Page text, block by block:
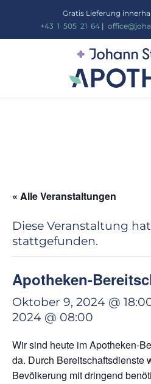
Gratis Lieferung
+43 1 505_ 21 64|
« Alle Veranstaltungen
Diese Veranstaltung
stattgefunden.
Apotheken-
Oktober 9, 2024 @
2024 @ 08:00
Wir sind heute im Apotheken-
da. Durch Bereitschaftsdienste
Bevölkerung mit dringend